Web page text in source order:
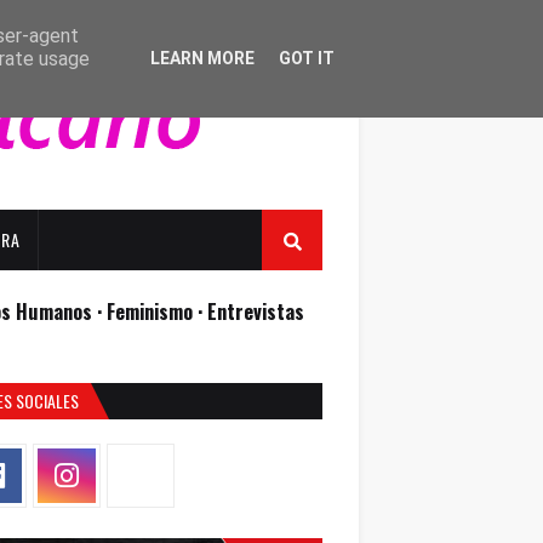
Humanos · Feminismo · Entrevistas
SOCIALES
agent
usage
LEARN MORE GOT IT